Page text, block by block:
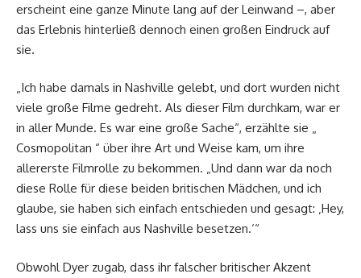
erscheint eine ganze Minute lang auf der Leinwand –, aber
das Erlebnis hinterließ dennoch einen großen Eindruck auf
sie.
„Ich habe damals in Nashville gelebt, und dort wurden nicht
viele große Filme gedreht. Als dieser Film durchkam, war er
in aller Munde. Es war eine große Sache“, erzählte sie „
Cosmopolitan “ über ihre Art und Weise kam, um ihre
allererste Filmrolle zu bekommen. „Und dann war da noch
diese Rolle für diese beiden britischen Mädchen, und ich
glaube, sie haben sich einfach entschieden und gesagt: ‚Hey,
lass uns sie einfach aus Nashville besetzen.‘“
Obwohl Dyer zugab, dass ihr falscher britischer Akzent